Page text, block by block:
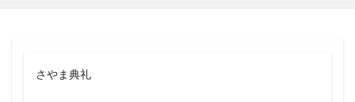
さやま典礼